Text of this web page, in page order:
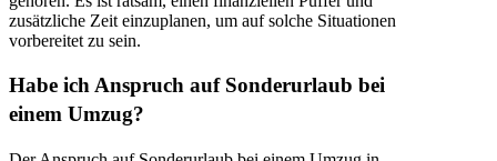
zusätzliche Zeit einzuplanen, um auf solche Situationen
vorbereitet zu sein.
Habe ich Anspruch auf Sonderurlaub bei
einem Umzug?